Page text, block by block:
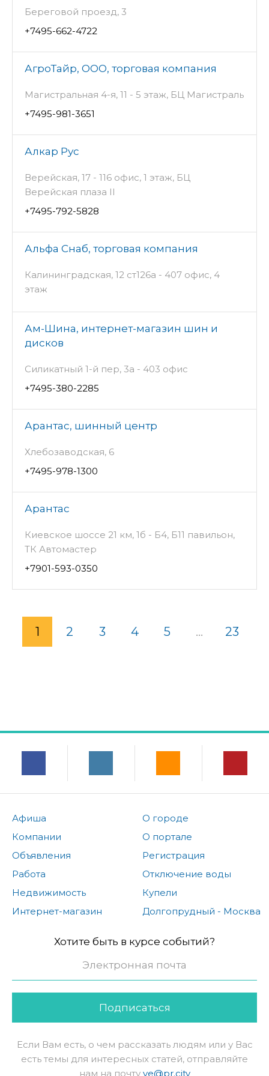
Береговой проезд, 3
+7495-662-4722
АгроТайр, ООО, торговая компания
Магистральная 4-я, 11 - 5 этаж, БЦ Магистраль
+7495-981-3651
Алкар Рус
Верейская, 17 - 116 офис, 1 этаж, БЦ
Верейская плаза II
+7495-792-5828
Альфа Снаб, торговая компания
Калининградская, 12 ст126а - 407 офис, 4
этаж
Ам-Шина, интернет-магазин шин и
дисков
Силикатный 1-й пер, 3а - 403 офис
+7495-380-2285
Арантас, шинный центр
Хлебозаводская, 6
+7495-978-1300
Арантас
Киевское шоссе 21 км, 1б - Б4, Б11 павильон,
ТК Автомастер
+7901-593-0350
1 2 3 4 5 ... 23
Афиша
Компании
Объявления
Работа
Недвижимость
Интернет-магазин
О городе
О портале
Регистрация
Отключение воды
Купели
Долгопрудный - Москва
Хотите быть в курсе событий?
Подписаться
Если Вам есть, о чем рассказать людям или у Вас
есть темы для интересных статей, отправляйте
нам на почту ve@pr.city